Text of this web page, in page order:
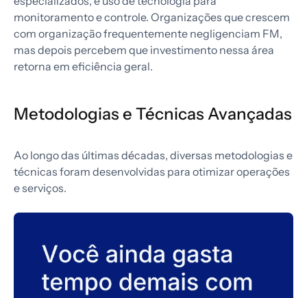
monitoramento e controle. Organizações que crescem
com organização frequentemente negligenciam FM,
mas depois percebem que investimento nessa área
retorna em eficiência geral.
Metodologias e Técnicas Avançadas
Ao longo das últimas décadas, diversas metodologias e
técnicas foram desenvolvidas para otimizar operações
e serviços.